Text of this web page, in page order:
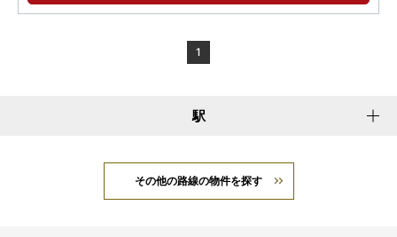
1
駅
その他の路線の物件を探す